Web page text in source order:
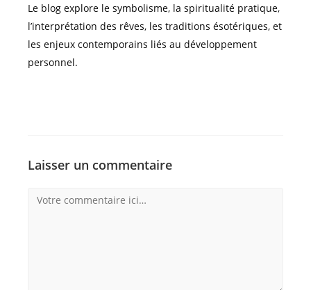
Le blog explore le symbolisme, la spiritualité pratique,
l’interprétation des rêves, les traditions ésotériques, et
les enjeux contemporains liés au développement
personnel.
Laisser un commentaire